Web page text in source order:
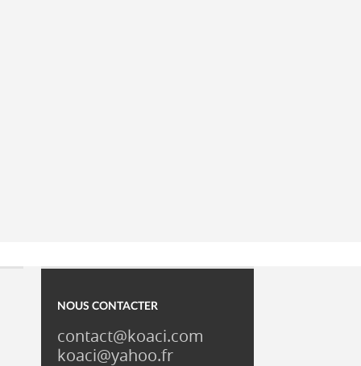
NOUS CONTACTER
contact@koaci.com
koaci@yahoo.fr